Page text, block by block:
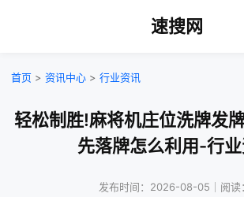
速搜网
首页 > 资讯中心 > 行业资讯
轻松制胜!麻将机庄位洗牌发
先落牌怎么利用-行
发布时间：2026-08-05｜阅读